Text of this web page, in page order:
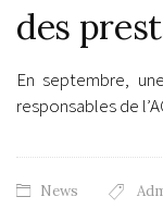
des
En septembre,
responsables de
News